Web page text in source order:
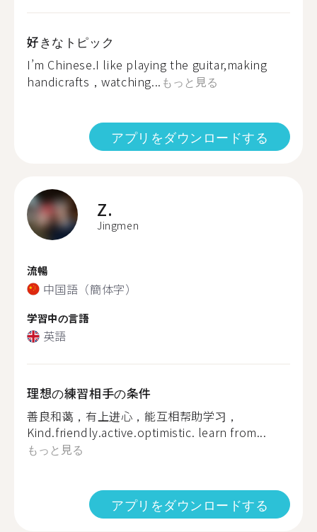
好きなトピック
I’m Chinese.I like playing the guitar,making
handicrafts，watching... もっと見る
アプリをダウンロードする
Z.
Jingmen
流暢
中国語（簡体字）
学習中の言語
英語
理想の練習相手の条件
善良和蔼，有上进心，能互相帮助学习，
Kind.friendly.active.optimistic. learn from...
もっと見る
アプリをダウンロードする